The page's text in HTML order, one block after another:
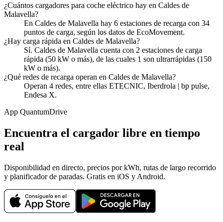
¿Cuántos cargadores para coche eléctrico hay en Caldes de
Malavella?
En Caldes de Malavella hay 6 estaciones de recarga con 34
puntos de carga, según los datos de EcoMovement.
¿Hay carga rápida en Caldes de Malavella?
Sí. Caldes de Malavella cuenta con 2 estaciones de carga
rápida (50 kW o más), de las cuales 1 son ultrarrápidas (150
kW o más).
¿Qué redes de recarga operan en Caldes de Malavella?
Operan 4 redes, entre ellas ETECNIC, Iberdrola | bp pulse,
Endesa X.
App QuantumDrive
Encuentra el cargador libre en tiempo
real
Disponibilidad en directo, precios por kWh, rutas de largo recorrido
y planificador de paradas. Gratis en iOS y Android.